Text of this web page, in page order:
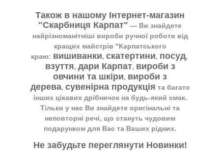
Також в нашому Інтернет-магазин
"Скарбниця Карпат" ― Ви знайдете
найрізноманітніші вироби ручної роботи від
кращих майстрів "Карпатського
краю: вишиванки, скатертини, посуд,
взуття, дари Карпат, вироби з
овчини та шкіри, вироби з
дерева, сувенірна продукція та багато
інших цікавих дрібничок на будь-який смак.
Тільки у нас Ви знайдете оригінальні та
неповторні речі, що стануть чудовим
подарунком для Вас та Ваших рідних.
Не забудьте переглянути Новинки!